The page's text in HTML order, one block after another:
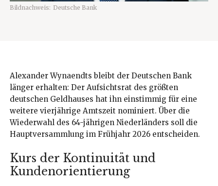
Bildnachweis: Deutsche Bank
Alexander Wynaendts bleibt der Deutschen Bank
länger erhalten: Der Aufsichtsrat des größten
deutschen Geldhauses hat ihn einstimmig für eine
weitere vierjährige Amtszeit nominiert. Über die
Wiederwahl des 64-jährigen Niederländers soll die
Hauptversammlung im Frühjahr 2026 entscheiden.
Kurs der Kontinuität und
Kundenorientierung